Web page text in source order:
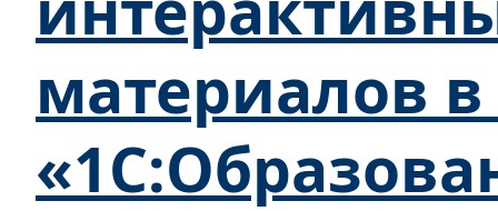
материалов